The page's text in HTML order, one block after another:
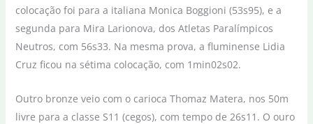
colocação foi para a italiana Monica Boggioni (53s95), e a
segunda para Mira Larionova, dos Atletas Paralímpicos
Neutros, com 56s33. Na mesma prova, a fluminense Lidia
Cruz ficou na sétima colocação, com 1min02s02.
Outro bronze veio com o carioca Thomaz Matera, nos 50m
livre para a classe S11 (cegos), com tempo de 26s11. O ouro